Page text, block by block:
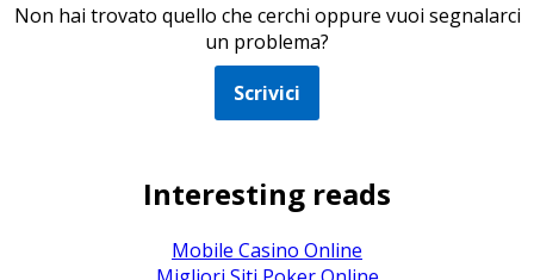
Non hai trovato quello che cerchi oppure vuoi segnalarci
un problema?
Scrivici
Interesting reads
Mobile Casino Online